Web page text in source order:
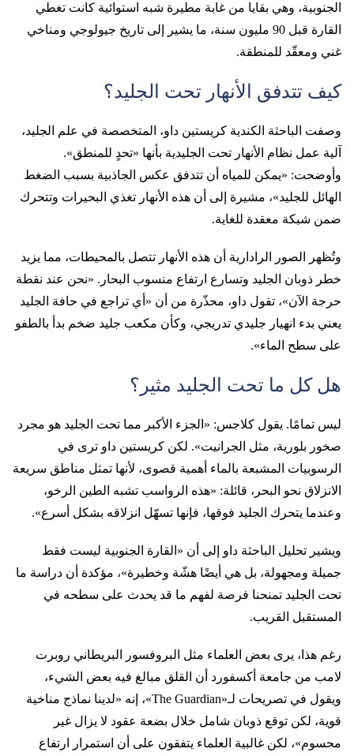
الجنوبية، وهي بقايا من غابة مطيرة شبه استوائية كانت تغطي
القارة قبل 90 مليون سنة، ما يشير إلى تاريخ جيولوجي ومناخي
غني ومعقّد للمنطقة.
كيف تتدفق الأنهار تحت الجليد؟
وصفت الباحثة الكندية كريستين داو، المتخصصة في علم الجليد،
آلية عمل نظام الأنهار تحت الجليدية بأنها «تحدٍ للمنطق».
وأوضحت: «يمكن للمياه أن تتدفق عكس الجاذبية بسبب الضغط
الهائل للجليد»، مشيرة إلى أن هذه الأنهار تغذي البحيرات وتتحرك
ضمن شبكة معقدة للغاية.
وتُظهر الصور الرادارية أن هذه الأنهار تتصل بالمحيطات، مما يزيد
خطر ذوبان الجليد وتسارع ارتفاع منسوب البحار. «نحن عند نقطة
حرجة الآن»، تقول داو، محذّرة من أن «أي تراجع في حافة الجليد
يعني بدء انهيار جليدي تدريجي، وكأن مكعب جليد ضخم بدأ بالطفو
على سطح الماء».
هل كل ما تحت الجليد مثير؟
ليس تمامًا. يقول كلاجس: «الجزء الأكبر مما تحت الجليد هو مجرد
صخور بلورية، مثل الجرانيت». لكن كريستين داو ترى في
الرسوبيات المشبعة بالماء أهمية قصوى، لأنها تمثل مناطق سريعة
الانزلاق نحو البحر، قائلة: «هذه الرواسب تشبه الطين الرخو،
وعندما يتحرك الجليد فوقها، فإنها تسهّل انزلاقه بشكل أسرع».
ويشير تحليل الباحثة داو إلى أن «القارة الجنوبية ليست فقط
جميلة ومجهولة، بل هي أيضًا هشّة وخطيرة»، مؤكدة أن دراسة ما
تحت الجليد تمنحنا فرصة لفهم ما قد يحدث على سطحه في
المستقبل القريب.
رغم هذا، يرى بعض العلماء مثل البروفسور البريطاني روبرت
لامب من جامعة أكسفورد أن القلق مبالغ فيه بعض الشيء،
ويقول في تصريحات لـ«The Guardian»، إنه «لدينا نماذج مناخية
قوية، لكن توقع ذوبان شامل خلال بضعة عقود لا يزال غير
محسوم»، لكن غالبية العلماء يتفقون على أن استمرار ارتفاع